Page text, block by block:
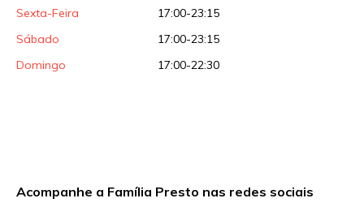
Sexta-Feira
17:00-23:15
Sábado
17:00-23:15
Domingo
17:00-22:30
Acompanhe a Família Presto nas redes sociais